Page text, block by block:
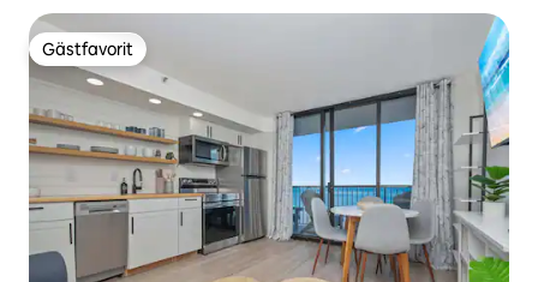
Gästfavorit
Gästfavorit